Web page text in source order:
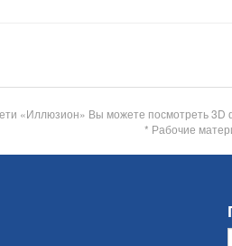
«Иллюзион» Вы можете посмотреть
* Рабочие